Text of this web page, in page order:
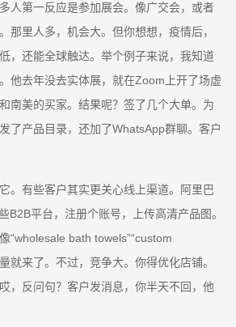
人第一反应是参加展会。像广交会，或者
那里人多，机会大。但你想想，疫情后，
，还能全球触达。举个例子来说，我知道
他去年没去实体展，就在Zoom上开了场虚
南美的买家。结果呢？签了几个大单。为
了产品目录，还加了WhatsApp群聊。客户
。有些客户其实更关心线上渠道。阿里巴
B2B平台，注册个账号，上传高清产品图。
“wholesale bath towels”“custom
就来了。不过，竞争大。你得优化店铺。
，反问句？客户发消息，你半天不回，他